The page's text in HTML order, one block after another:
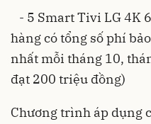
- 5 Smart Tivi LG 4K
hàng có tổng số phí
nhất mỗi tháng 10,
đạt 200 triệu đồng)
Chương trình áp dụng